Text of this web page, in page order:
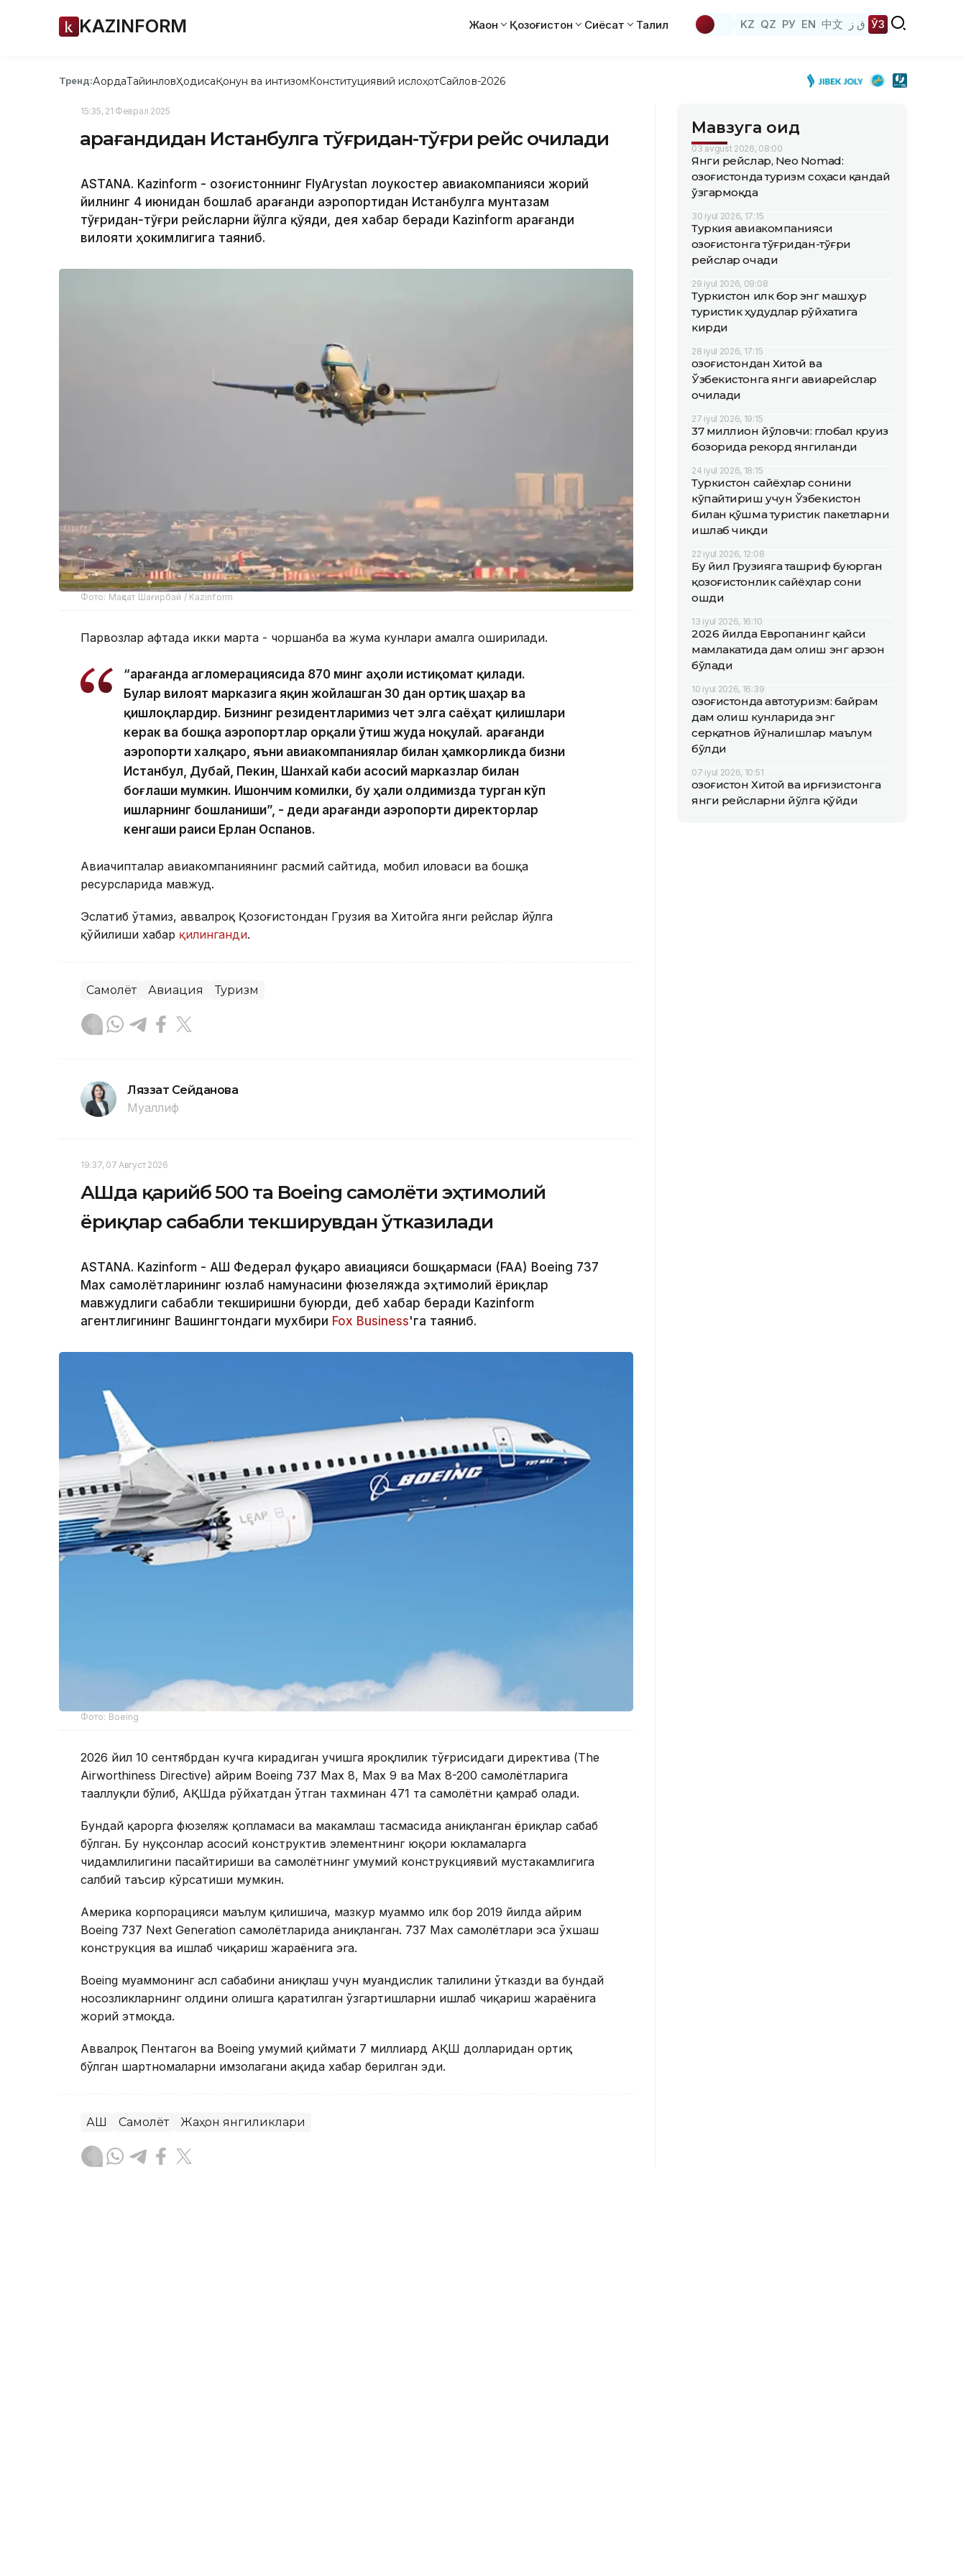
KAZINFORM Жаҳон Қозоғистон Сиёсат Таҳлил KZ QZ РУ EN 中文 ق ز ЎЗ
Тренд:АқордаТайинловҲодисаҚонун ва интизомКонституциявий ислоҳотСайлов-2026
15:35, 21 Феврал 2025
Қарағандидан Истанбулга тўғридан-тўғри рейс очилади
ASTANA. Kazinform - Қозоғистоннинг FlyArystan лоукостер авиакомпанияси жорий
йилнинг 4 июнидан бошлаб Қарағанди аэропортидан Истанбулга мунтазам
тўғридан-тўғри рейсларни йўлга қўяди, дея хабар беради Kazinform Қарағанди
вилояти ҳокимлигига таяниб.
Фото: Мақсат Шағирбай / Kazinform
Парвозлар ҳафтада икки марта - чоршанба ва жума кунлари амалга оширилади.
“Қарағанда агломерациясида 870 минг аҳоли истиқомат қилади.
Булар вилоят марказига яқин жойлашган 30 дан ортиқ шаҳар ва
қишлоқлардир. Бизнинг резидентларимиз чет элга саёҳат қилишлари
керак ва бошқа аэропортлар орқали ўтиш жуда ноқулай. Қарағанди
аэропорти халқаро, яъни авиакомпаниялар билан ҳамкорликда бизни
Истанбул, Дубай, Пекин, Шанхай каби асосий марказлар билан
боғлаши мумкин. Ишончим комилки, бу ҳали олдимизда турган кўп
ишларнинг бошланиши”, - деди Қарағанди аэропорти директорлар
кенгаши раиси Ерлан Оспанов.
Авиачипталар авиакомпаниянинг расмий сайтида, мобил иловаси ва бошқа
ресурсларида мавжуд.
Эслатиб ўтамиз, аввалроқ Қозоғистондан Грузия ва Хитойга янги рейслар йўлга
қўйилиши хабар қилинганди.
Самолёт Авиация Туризм
Ляззат Сейданова
Муаллиф
19:37, 07 Август 2026
АҚШда қарийб 500 та Boeing самолёти эҳтимолий
ёриқлар сабабли текширувдан ўтказилади
ASTANA. Kazinform - АҚШ Федерал фуқаро авиацияси бошқармаси (FAA) Boeing 737
Max самолётларининг юзлаб намунасини фюзеляжда эҳтимолий ёриқлар
мавжудлиги сабабли текширишни буюрди, деб хабар беради Kazinform
агентлигининг Вашингтондаги мухбири Fox Business'га таяниб.
Фото: Boeing
2026 йил 10 сентябрдан кучга кирадиган учишга яроқлилик тўғрисидаги директива (The
Airworthiness Directive) айрим Boeing 737 Max 8, Max 9 ва Max 8-200 самолётларига
тааллуқли бўлиб, АҚШда рўйхатдан ўтган тахминан 471 та самолётни қамраб олади.
Бундай қарорга фюзеляж қопламаси ва маҳкамлаш тасмасида аниқланган ёриқлар сабаб
бўлган. Бу нуқсонлар асосий конструктив элементнинг юқори юкламаларга
чидамлилигини пасайтириши ва самолётнинг умумий конструкциявий мустаҳкамлигига
салбий таъсир кўрсатиши мумкин.
Америка корпорацияси маълум қилишича, мазкур муаммо илк бор 2019 йилда айрим
Boeing 737 Next Generation самолётларида аниқланган. 737 Max самолётлари эса ўхшаш
конструкция ва ишлаб чиқариш жараёнига эга.
Boeing муаммонинг асл сабабини аниқлаш учун муҳандислик таҳлилини ўтказди ва бундай
носозликларнинг олдини олишга қаратилган ўзгартишларни ишлаб чиқариш жараёнига
жорий этмоқда.
Аввалроқ Пентагон ва Boeing умумий қиймати 7 миллиард АҚШ долларидан ортиқ
бўлган шартномаларни имзолагани ҳақида хабар берилган эди.
АҚШ Самолёт Жаҳон янгиликлари
Мавзуга оид
03 avgust 2026, 08:00
Янги рейслар, Neo Nomad:
Қозоғистонда туризм соҳаси қандай
ўзгармоқда
30 iyul 2026, 17:15
Туркия авиакомпанияси
Қозоғистонга тўғридан-тўғри
рейслар очади
29 iyul 2026, 09:08
Туркистон илк бор энг машҳур
туристик ҳудудлар рўйхатига
кирди
28 iyul 2026, 17:15
Қозоғистондан Хитой ва
Ўзбекистонга янги авиарейслар
очилади
27 iyul 2026, 19:15
37 миллион йўловчи: глобал круиз
бозорида рекорд янгиланди
24 iyul 2026, 18:15
Туркистон сайёҳлар сонини
кўпайтириш учун Ўзбекистон
билан қўшма туристик пакетларни
ишлаб чиқди
22 iyul 2026, 12:08
Бу йил Грузияга ташриф буюрган
қозоғистонлик сайёҳлар сони
ошди
13 iyul 2026, 16:10
2026 йилда Европанинг қайси
мамлакатида дам олиш энг арзон
бўлади
10 iyul 2026, 16:39
Қозоғистонда автотуризм: байрам
дам олиш кунларида энг
серқатнов йўналишлар маълум
бўлди
07 iyul 2026, 10:51
Қозоғистон Хитой ва Қирғизистонга
янги рейсларни йўлга қўйди